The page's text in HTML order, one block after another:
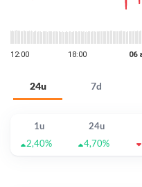
24u 7d
1u 24u
2,40%
4,70%